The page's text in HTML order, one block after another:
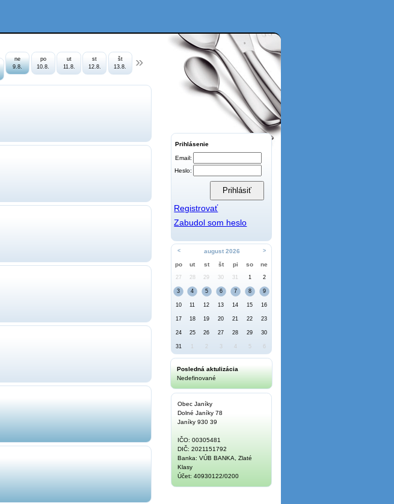
ne
9.8.
po
10.8.
ut
11.8.
st
12.8.
št
13.8.
Prihlásenie
Email:
Heslo:
Registrovať
Zabudol som heslo
< august 2026 >
po ut st št pi so ne
27 28 29 30 31 1 2
3 4 5 6 7 8 9
10 11 12 13 14 15 16
17 18 19 20 21 22 23
24 25 26 27 28 29 30
31 2 3 4 5 6
Posledná aktulizácia
Nedefinované
Obec Janíky
Dolné Janíky 78
Janíky 930 39
IČO: 00305481
DIČ: 2021151792
Banka: VÚB BANKA, Zlaté
Klasy
Účet: 40930122/0200